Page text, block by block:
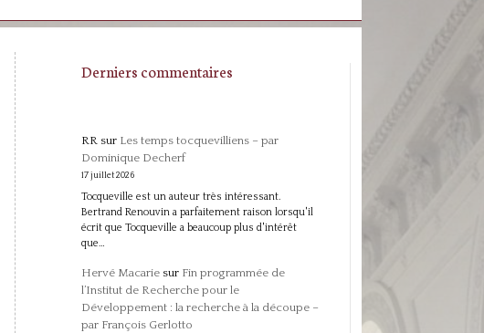
Derniers commentaires
RRsur Les temps tocquevilliens – par
Dominique Decherf
17 juillet 2026
Tocqueville est un auteur très intéressant.
Bertrand Renouvin a parfaitement raison lorsqu'il
écrit que Tocqueville a beaucoup plus d'intérêt
que…
Hervé Macariesur Fin programmée de
l’Institut de Recherche pour le
Développement : la recherche à la découpe –
par François Gerlotto